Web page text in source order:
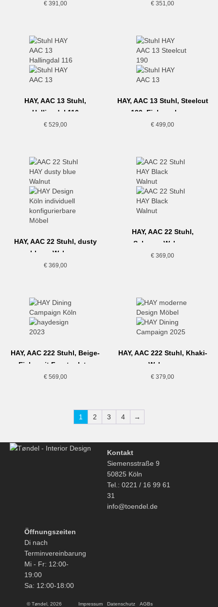
€391,00 € 351,00
HAY, AAC 13 Stuhl,
Hallingdal 116
€529,00
HAY, AAC 13 Stuhl, Steelcut
190, Eiche schwarz
€ 499,00
HAY, AAC 22 Stuhl, dusty
blue – Walnuss
€369,00
HAY, AAC 22 Stuhl,
Schwarz-Walnuss
€ 369,00
HAY, AAC 222 Stuhl, Beige-
Eiche mit Frontpolster
€569,00
HAY, AAC 222 Stuhl, Khaki-
Walnuss
€ 379,00
1 2 3 4 →
Kontakt
Siemensstraße 9
50825 Köln
Tel.: 0221 / 16 99 61
31
info@toendel.de
Öffnungszeiten
Di nach
Terminvereinbarung
Mi - Fr: 12:00-
19:00
Sa: 12:00-18:00
© Tøndel, 2026 Impressum Datenschutz AGBs